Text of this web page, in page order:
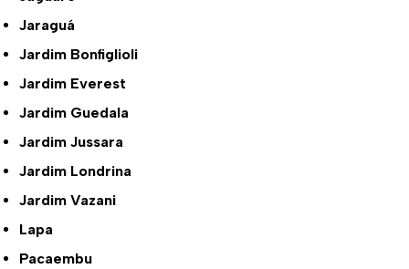
Jaraguá
Jardim Bonfiglioli
Jardim Everest
Jardim Guedala
Jardim Jussara
Jardim Londrina
Jardim Vazani
Lapa
Pacaembu